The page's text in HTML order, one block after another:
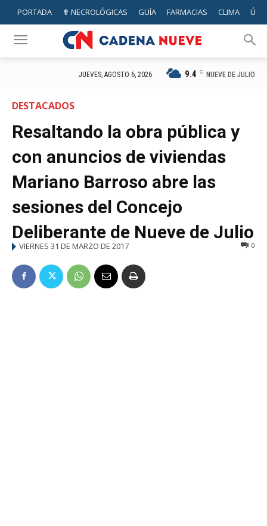
PORTADA ✟ NECROLÓGICAS GUÍA FARMACIAS CLIMA
JUEVES, AGOSTO 6, 2026 9.4 C NUEVE DE JULIO
DESTACADOS
Resaltando la obra pública y
con anuncios de viviendas
Mariano Barroso abre las
sesiones del Concejo
Deliberante de Nueve de Julio
VIERNES 31 DE MARZO DE 2017 0